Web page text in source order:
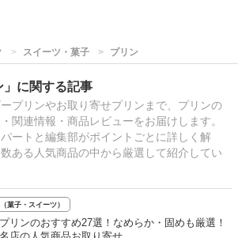
スイーツ・菓子 プリン
」に関する記事
プリンやお取り寄せプリンまで、プリンの
関連情報・商品レビューをお届けします。
ートと編集部がポイントごとに詳しく解
ある人気商品の中から厳選して紹介してい
菓子・スイーツ）
リンのおすすめ27選！なめらか・固めも厳選！